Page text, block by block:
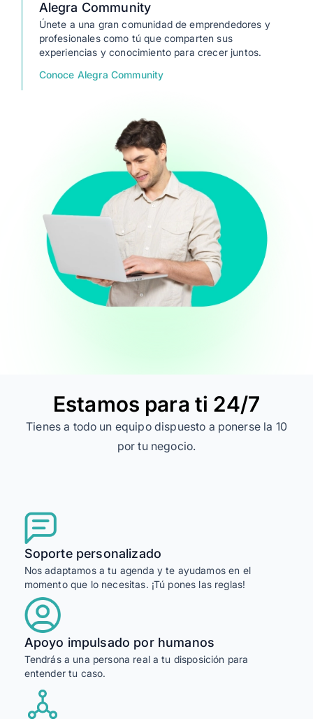
Alegra Community
Únete a una gran comunidad de emprendedores y
profesionales como tú que comparten sus
experiencias y conocimiento para crecer juntos.
Conoce Alegra Community
Estamos para ti 24/7
Tienes a todo un equipo dispuesto a ponerse la 10
por tu negocio.
Soporte personalizado
Nos adaptamos a tu agenda y te ayudamos en el
momento que lo necesitas. ¡Tú pones las reglas!
Apoyo impulsado por humanos
Tendrás a una persona real a tu disposición para
entender tu caso.